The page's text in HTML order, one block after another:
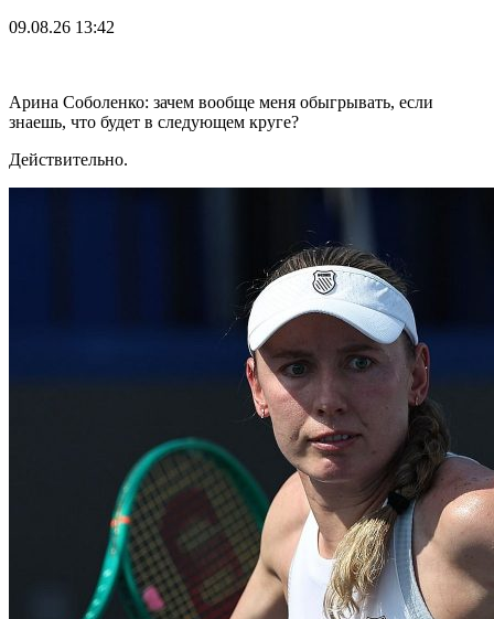
09.08.26 13:42
Арина Соболенко: зачем вообще меня обыгрывать, если
знаешь, что будет в следующем круге?
Действительно.